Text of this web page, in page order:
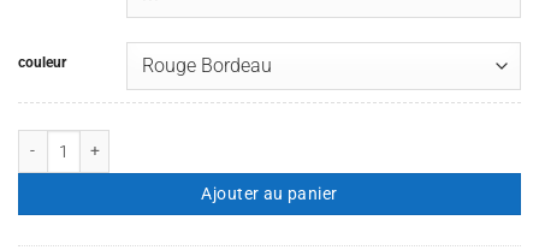
couleur
Ajouter au panier